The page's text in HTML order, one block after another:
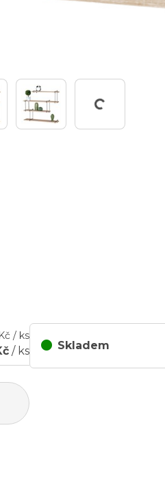
Pracuji...
/ ks
/ ks Skladem